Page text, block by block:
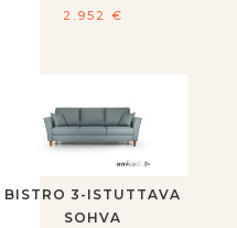
2.952 €
BISTRO 3-ISTUTTAVA
SOHVA